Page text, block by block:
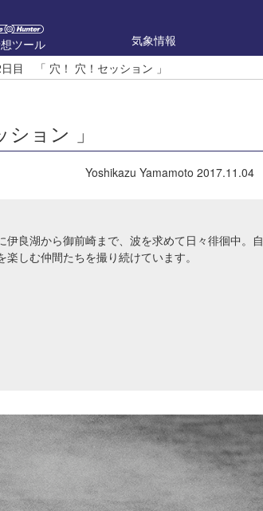
ツール 気象情報
目 「 穴！ 穴！セッション 」
ョン 」
Yoshikazu Yamamoto 2017.11.04
良湖から御前崎まで、波を求めて日々徘徊中。自
しむ仲間たちを撮り続けています。